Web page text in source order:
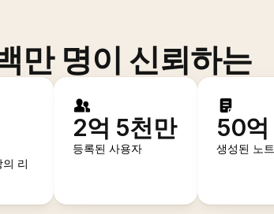
만 명이 신뢰하는
리
2억 5천만
등록된 사용자
50억
생성된 노트